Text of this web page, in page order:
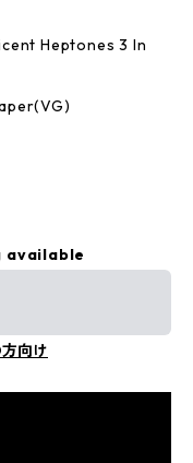
Heptones 3 In
available
向け